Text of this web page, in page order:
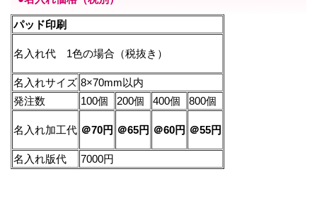
パッド印刷
名入れ代 1色の場合（税抜き）
名入れサイズ 8×70mm以内
発注数
100個 200個 400個 800個
名入れ加工代 ＠70円 ＠65円 ＠60円 ＠55円
名入れ版代 7000円